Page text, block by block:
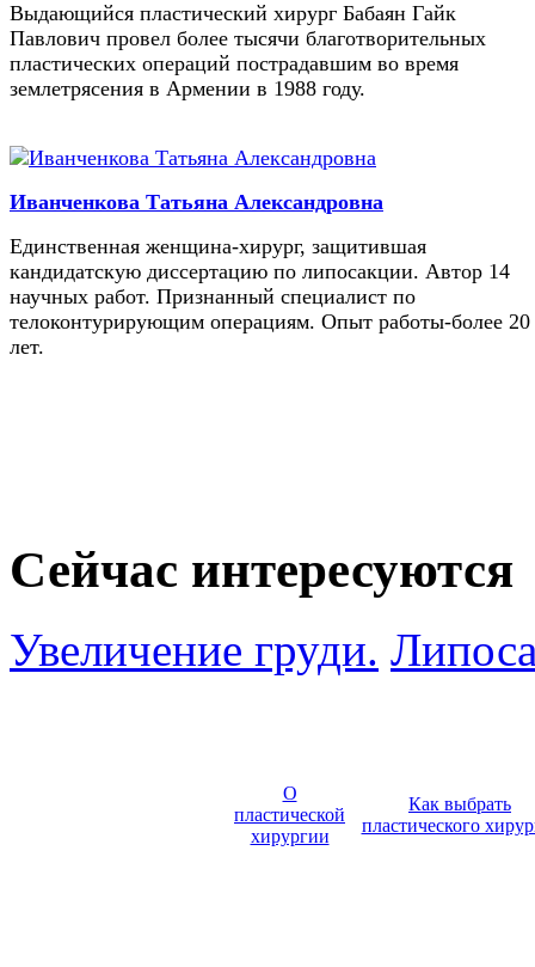
Выдающийся пластический хирург Бабаян Гайк
Павлович провел более тысячи благотворительных
пластических операций пострадавшим во время
землетрясения в Армении в 1988 году.
Иванченкова Татьяна Александровна
Единственная женщина-хирург, защитившая
кандидатскую диссертацию по липосакции. Автор 14
научных работ. Признанный специалист по
телоконтурирующим операциям. Опыт работы-более 20
лет.
Сейчас интересуются
Увеличение груди.
О
пластической
хирургии
Как выбрать
пластического